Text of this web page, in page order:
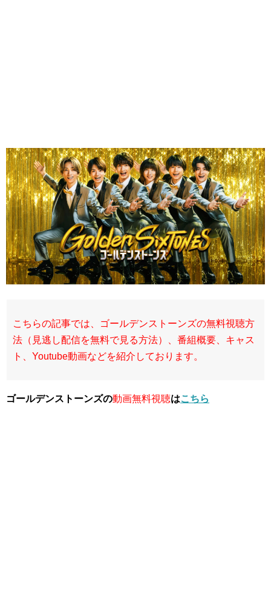
こちらの記事では、ゴールデンストーンズの無料視聴方
法（見逃し配信を無料で見る方法）、番組概要、キャス
ト、Youtube動画などを紹介しております。
ゴールデンストーンズの動画無料視聴はこちら